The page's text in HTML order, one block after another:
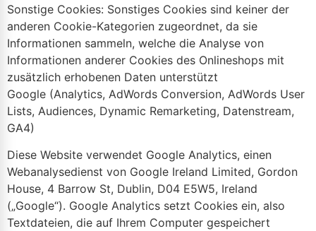
Sonstige Cookies: Sonstiges Cookies sind keiner der
anderen Cookie-Kategorien zugeordnet, da sie
Informationen sammeln, welche die Analyse von
Informationen anderer Cookies des Onlineshops mit
zusätzlich erhobenen Daten unterstützt
Google (Analytics, AdWords Conversion, AdWords User
Lists, Audiences, Dynamic Remarketing, Datenstream,
GA4)
Diese Website verwendet Google Analytics, einen
Webanalysedienst von Google Ireland Limited, Gordon
House, 4 Barrow St, Dublin, D04 E5W5, Ireland
(„Google“). Google Analytics setzt Cookies ein, also
Textdateien, die auf Ihrem Computer gespeichert